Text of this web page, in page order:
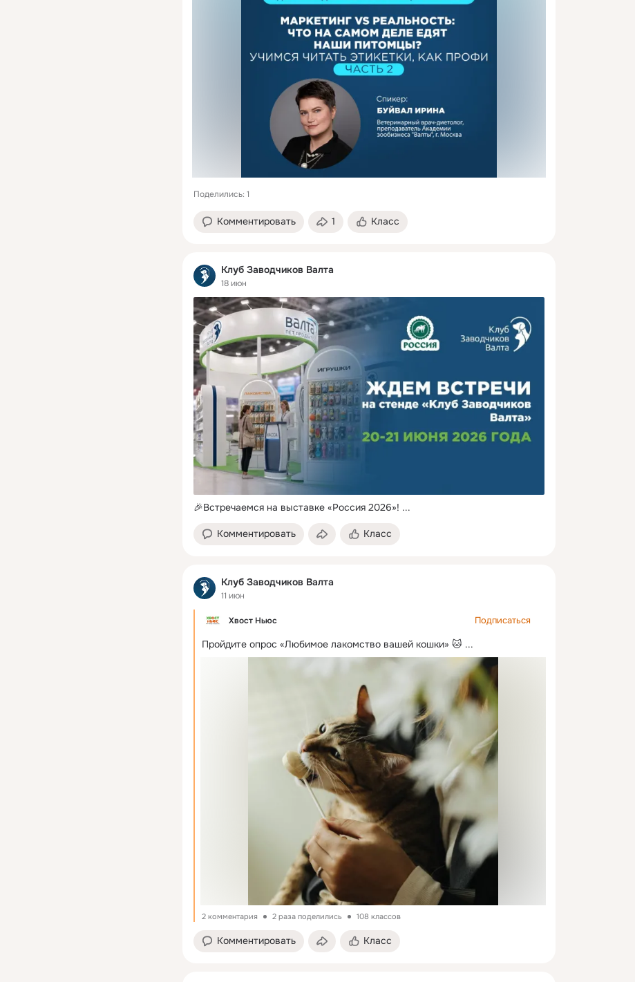
Поделились: 1
Комментировать 1 Класс
Клуб Заводчиков Валта
18 июн
🎉Встречаемся на выставке «Россия 2026»! ...
Комментировать Класс
Клуб Заводчиков Валта
11 июн
Хвост Ньюс Подписаться
Пройдите опрос «Любимое лакомство вашей кошки» 🐱 ...
2 комментария 2 раза поделились 108 классов
Комментировать Класс